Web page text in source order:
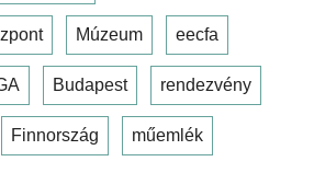
Múzeum eecfa
Budapest rendezvény
Finnország műemlék